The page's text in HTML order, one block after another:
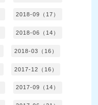
2018-09（17）
2018-06（14）
2018-03（16）
2017-12（16）
2017-09（14）